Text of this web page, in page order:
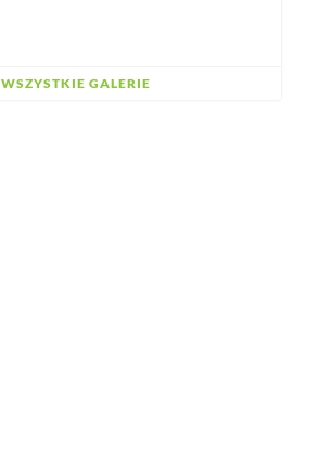
WSZYSTKIE GALERIE